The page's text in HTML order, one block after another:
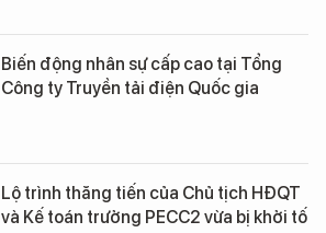
Biến động nhân sự cấp cao tại Tổng
Công ty Truyền tải điện Quốc gia
Lộ trình thăng tiến của Chủ tịch HĐQT
và Kế toán trưởng PECC2 vừa bị khởi tố